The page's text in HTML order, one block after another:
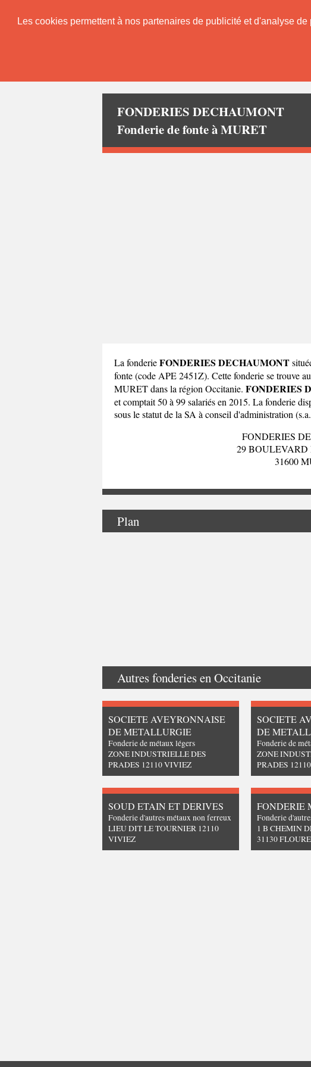
Les cookies permettent à nos partenaires de publicité et d'analyse
FONDERIES DECHAUMONT
Fonderie de fonte à MURET
La fonderieFONDERIES DECHAUMONT
fonte (code APE 2451Z). Cette fonderie se
MURET dans la région Occitanie. FONDERIES
et comptait 50 à 99 salariés en 2015. La fonderie
sous le statut de la SA à conseil d'administration
FONDERIES
29 BOULEVARD
31600
Plan
Autres fonderies en Occitanie
SOCIETE AVEYRONNAISE
DE METALLURGIE
Fonderie de métaux légers
ZONE INDUSTRIELLE DES
PRADES 12110 VIVIEZ
SOCIETE
DE
Fonderie de
ZONE
PRADES
SOUD ETAIN ET DERIVES
Fonderie d'autres métaux non ferreux
LIEU DIT LE TOURNIER 12110
VIVIEZ
FONDERIE
Fonderie
1 B CHEMIN
31130